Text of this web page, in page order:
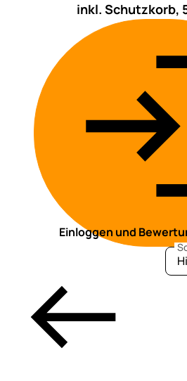
inkl. Schutzkorb,
Einloggen und